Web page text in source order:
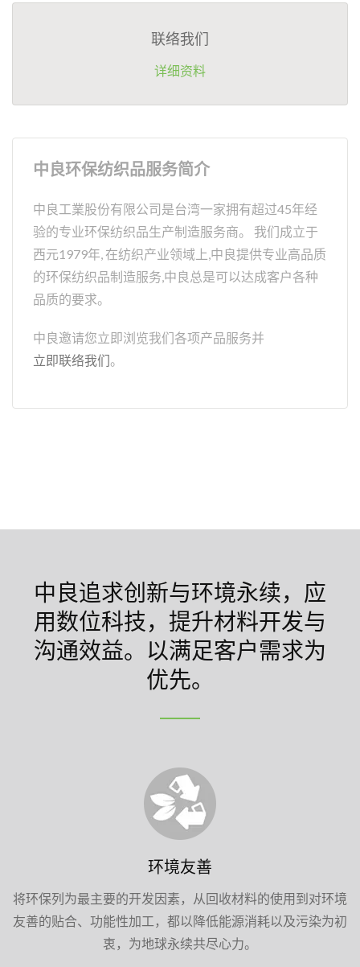
联络我们
详细资料
中良环保纺织品服务简介
中良工業股份有限公司是台湾一家拥有超过45年经
验的专业环保纺织品生产制造服务商。 我们成立于
西元1979年, 在纺织产业领域上,中良提供专业高品质
的环保纺织品制造服务,中良总是可以达成客户各种
品质的要求。
中良邀请您立即浏览我们各项产品服务并
立即联络我们。
中良追求创新与环境永续，应
用数位科技，提升材料开发与
沟通效益。以满足客户需求为
优先。
环境友善
将环保列为最主要的开发因素，从回收材料的使用到对环境
友善的贴合、功能性加工，都以降低能源消耗以及污染为初
衷，为地球永续共尽心力。